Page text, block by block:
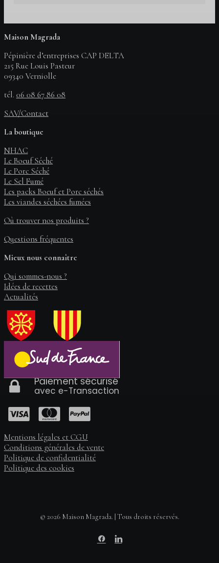
Maison Magrada
Pépinière d’entreprises CAP DELTA
215 Rue Louis Pasteur
09340 Verniolle
tél. 06 08 67 86 08
SAV/Contact
La boutique
NHAC
Le Boeuf Séché
Le Porc Séché
Le Sel Fumé
Les packs Boeuf et Porc séchés
Les viandes séchées fumées
Où trouver nos produits ?
Questions fréquentes
Mieux nous connaître
Qui sommes-nous ?
Idées de recettes
Actualités
Paiement sécurisé
avec e-Transaction
Mentions légales et CGU
Conditions générales de vente
Politique de confidentialité
Politique des cookies
© 2026 Maison Magrada. | Tous droits réservés.